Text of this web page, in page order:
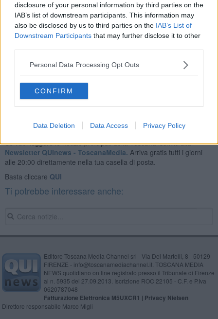
disclosure of your personal information by third parties on the
IAB’s list of downstream participants. This information may
also be disclosed by us to third parties on the IAB’s List of
Downstream Participants that may further disclose it to other
Personal Data Processing Opt Outs
CONFIRM
Data Deletion Data Access Privacy Policy
PROVINCIA DI GROSSETO —Questi i prezzi dei carburanti
rilevati al giorno 13 June 2026dalMinistero dello sviluppo
economico
Se vuoi leggere le notizie principali della Toscana iscriviti alla
Newsletter QUInews - ToscanaMedia. Arriva gratis tutti i giorni
alle 20:00 direttamente nella tua casella di posta.
Basta cliccare QUI
Ti potrebbe interessare anche:
Editore Toscana Media Channel srl - Via Dei Martelli, 8 - 50129
FIRENZE - info@toscanamediachannel.it. TOSCANA MEDIA
NEWS quotidiano on line registrato presso il Tribunale di Firenze
al n. 5935 del 27.09.2013. Iscrizione ROC 22105 - C.F. e P.Iva
0620787048
Fatturazione Elettronica M5UXCR1 | Privacy Nielsen
Direttore responsabile Marco Migli